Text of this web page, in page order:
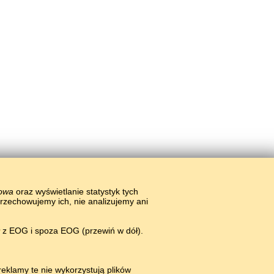
oraz wyświetlanie statystyk tych
ich, nie analizujemy ani
i spoza EOG (przewiń w dół).
te nie wykorzystują plików